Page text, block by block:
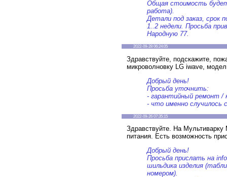
Общая стоимость
работа).
Детали под заказ, срок
1..2 недели. Просьба
Народную 77.
2022-09-28 06:24:05
Здравствуйте, подскажите,
микроволновку LG iwave,
Добрый день!
Просьба уточнить:
- гарантийный ремонт /
- что именно случилось
2022-09-26 07:35:15
Здравствуйте. На Мультиварку
питания. Есть возможность
Добрый день!
Просьба прислать на
шильдика изделия
номером).